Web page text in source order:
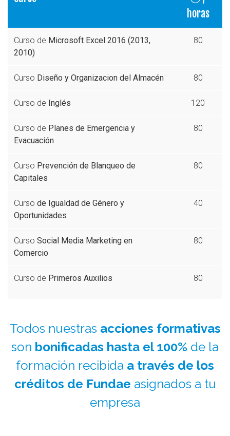
horas
Curso de Microsoft Excel 2016 (2013,
2010)
80
Curso Diseño y Organizacion del Almacén 80
Curso de Inglés 120
Curso de Planes de Emergencia y
Evacuación
80
Curso Prevención de Blanqueo de
Capitales
80
Curso de Igualdad de Género y
Oportunidades
40
Curso Social Media Marketing en
Comercio
80
Curso de Primeros Auxilios 80
Todos nuestras acciones formativas
son bonificadas hasta el 100% de la
formación recibida a través de los
créditos de Fundae asignados a tu
empresa